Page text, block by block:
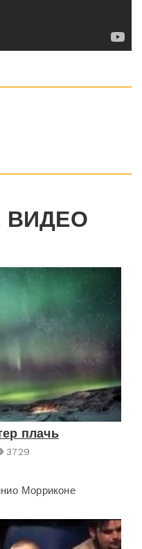
ВИДЕО
плачь
3729
Морриконе